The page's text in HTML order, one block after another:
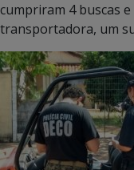
cumpriram 4 buscas
transportadora, um